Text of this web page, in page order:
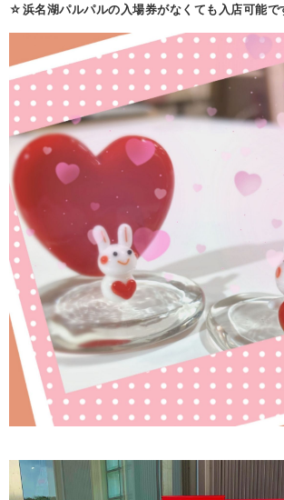
☆浜名湖パルパルの入場券がなくても入店可能